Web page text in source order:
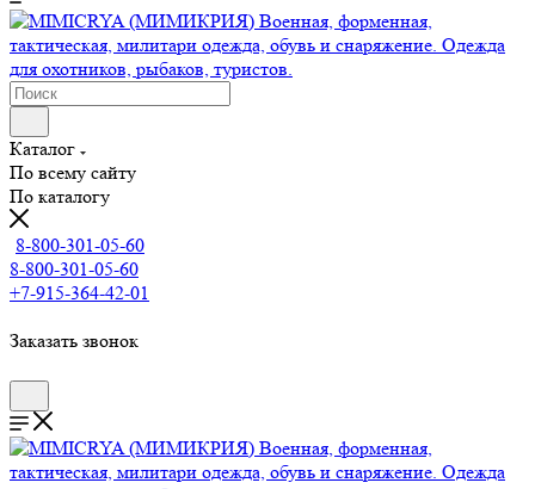
Каталог
По всему сайту
По каталогу
8-800-301-05-60
8-800-301-05-60
+7-915-364-42-01
Заказать звонок